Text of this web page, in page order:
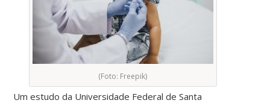
(Foto: Freepik)
Um estudo da Universidade Federal de Santa